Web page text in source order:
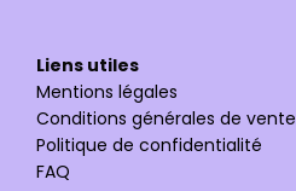
Liens utiles
Mentions légales
Conditions générales de vente
Politique de confidentialité
FAQ